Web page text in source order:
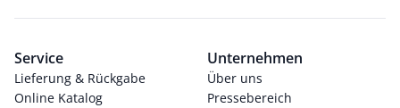
Service
Lieferung & Rückgabe
Online Katalog
Unternehmen
Über uns
Pressebereich